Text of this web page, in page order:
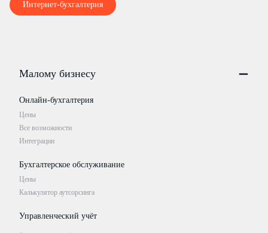
Интернет-бухгалтерия
Малому бизнесу
Онлайн-бухгалтерия
Цены
Все возможности
Интеграции
Бухгалтерское обслуживание
Цены
Калькулятор аутсорсинга
Управленческий учёт